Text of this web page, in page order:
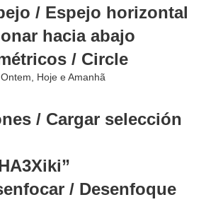
/ Espejo horizontal
hacia abajo
/ Circle
/ Cargar selección
/ Desenfoque